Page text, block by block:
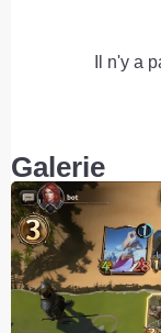
Il n'y a
Galerie